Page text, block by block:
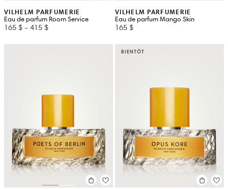
VILHELM PARFUMERIE
Eau de parfum Room Service
165 $ - 415 $
VILHELM PARFUMERIE
Eau de parfum Mango Skin
165 $
BIENTÔT